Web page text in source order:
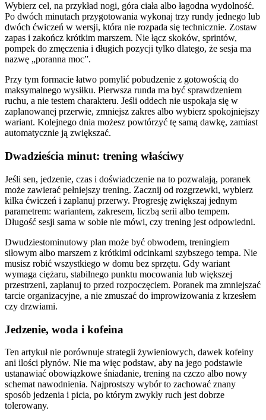
Wybierz cel, na przykład nogi, góra ciała albo łagodna wydolność.
Po dwóch minutach przygotowania wykonaj trzy rundy jednego lub
dwóch ćwiczeń w wersji, która nie rozpada się technicznie. Zostaw
zapas i zakończ krótkim marszem. Nie łącz skoków, sprintów,
pompek do zmęczenia i długich pozycji tylko dlatego, że sesja ma
nazwę „poranna moc”.
Przy tym formacie łatwo pomylić pobudzenie z gotowością do
maksymalnego wysiłku. Pierwsza runda ma być sprawdzeniem
ruchu, a nie testem charakteru. Jeśli oddech nie uspokaja się w
zaplanowanej przerwie, zmniejsz zakres albo wybierz spokojniejszy
wariant. Kolejnego dnia możesz powtórzyć tę samą dawkę, zamiast
automatycznie ją zwiększać.
Dwadzieścia minut: trening właściwy
Jeśli sen, jedzenie, czas i doświadczenie na to pozwalają, poranek
może zawierać pełniejszy trening. Zacznij od rozgrzewki, wybierz
kilka ćwiczeń i zaplanuj przerwy. Progresję zwiększaj jednym
parametrem: wariantem, zakresem, liczbą serii albo tempem.
Długość sesji sama w sobie nie mówi, czy trening jest odpowiedni.
Dwudziestominutowy plan może być obwodem, treningiem
siłowym albo marszem z krótkimi odcinkami szybszego tempa. Nie
musisz robić wszystkiego w domu bez sprzętu. Gdy wariant
wymaga ciężaru, stabilnego punktu mocowania lub większej
przestrzeni, zaplanuj to przed rozpoczęciem. Poranek ma zmniejszać
tarcie organizacyjne, a nie zmuszać do improwizowania z krzesłem
czy drzwiami.
Jedzenie, woda i kofeina
Ten artykuł nie porównuje strategii żywieniowych, dawek kofeiny
ani ilości płynów. Nie ma więc podstaw, aby na jego podstawie
ustanawiać obowiązkowe śniadanie, trening na czczo albo nowy
schemat nawodnienia. Najprostszy wybór to zachować znany
sposób jedzenia i picia, po którym zwykły ruch jest dobrze
tolerowany.